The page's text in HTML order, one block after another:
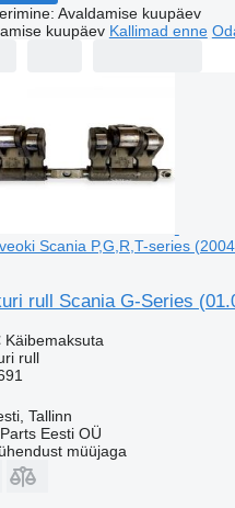
: Avaldamise kuupäev
kuupäev Kallimad enne
Scania P,G,R,T-series
rull Scania G-Series
Käibemaksuta
rull
Tallinn
Eesti OÜ
müüjaga